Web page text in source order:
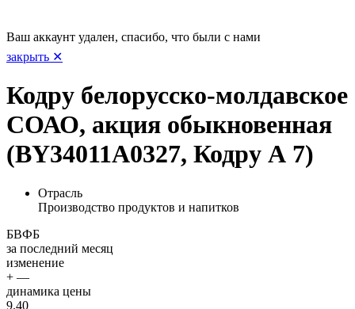
Ваш аккаунт удален, спасибо, что были с нами
закрыть ✕
Кодру белорусско-молдавское
СОАО, акция обыкновенная
(BY34011A0327, Кодру А 7)
Отрасль
Производство продуктов и напитков
БВФБ
за последний месяц
изменение
+ —
динамика цены
9.40